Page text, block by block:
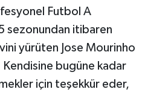
Futbol A
sezonundan itibaren
yürüten Jose Mourinho
Kendisine bugüne kadar
için teşekkür eder,